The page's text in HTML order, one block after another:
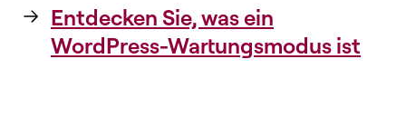
Entdecken Sie, was ein
WordPress-Wartungsmodus ist